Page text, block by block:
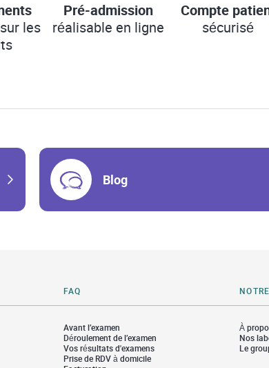
les
Pré-admission
réalisable en ligne
Compte
sécurisé
Blog
FAQ
Avant l’examen
Déroulement de l’examen
Vos résultats d'examens
Prise de RDV à domicile
À
Nos
Le